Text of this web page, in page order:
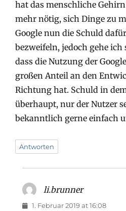
hat das menschliche
mehr nötig, sich Dinge zu
Google nun die Schuld
bezweifeln, jedoch gehe ich
dass die Nutzung der
großen Anteil an den
Richtung hat. Schuld in
überhaupt, nur der Nutzer
bekanntlich gerne einfach
Antworten
li.brunnersays:
1. Februar 2019 at 16:08